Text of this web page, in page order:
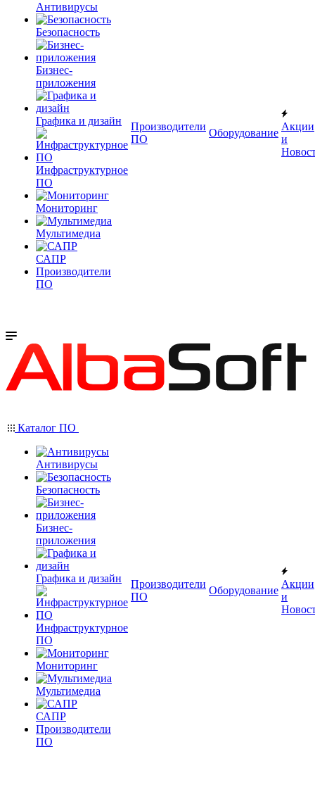
Антивирусы
Безопасность
Бизнес-
приложения
Графика и дизайн
Инфраструктурное
ПО
Мониторинг
Мультимедиа
САПР
Производители
ПО
Производители
ПО
Оборудование
Акции
и
Каталог ПО
Антивирусы
Безопасность
Бизнес-
приложения
Графика и дизайн
Инфраструктурное
ПО
Мониторинг
Мультимедиа
САПР
Производители
ПО
Производители
ПО
Оборудование
Акции
и